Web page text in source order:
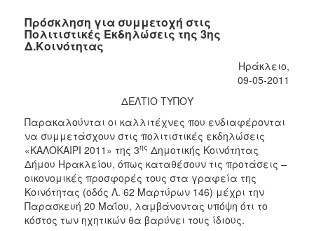
2022
2018
2017
2016
2015
2013
2012
Πρόσκληση για συμμετοχή στις
Πολιτιστικές Εκδηλώσεις της 3ης
Δ.Kοινότητας
Ηράκλειο,
09-05-2011
ΔΕΛΤΙΟ ΤΥΠΟΥ
Παρακαλούνται οι καλλιτέχνες που ενδιαφέρονται
να συμμετάσχουν στις πολιτιστικές εκδηλώσεις
«ΚΑΛΟΚΑΙΡΙ 2011» της 3ης Δημοτικής Κοινότητας
Δήμου Ηρακλείου, όπως καταθέσουν τις προτάσεις –
οικονομικές προσφορές τους στα γραφεία της
Κοινότητας (οδός Λ. 62 Μαρτύρων 146) μέχρι την
Παρασκευή 20 Μαΐου, λαμβάνοντας υπόψη ότι το
κόστος των ηχητικών θα βαρύνει τους ίδιους.